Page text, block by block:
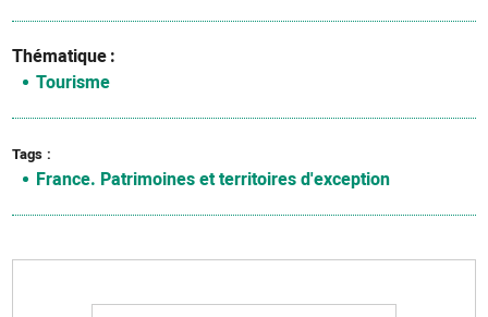
Thématique
Tourisme
Tags
France. Patrimoines et territoires d'exception